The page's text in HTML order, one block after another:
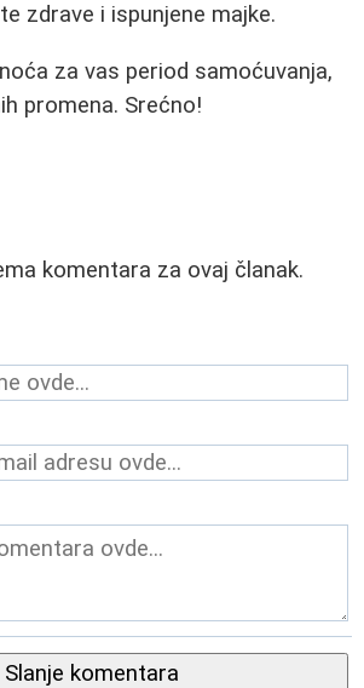
zdrave i ispunjene majke.
za vas period samoćuvanja,
promena. Srećno!
komentara za ovaj članak.
Slanje komentara